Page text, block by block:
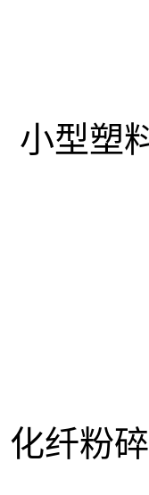
小型塑
化纤粉